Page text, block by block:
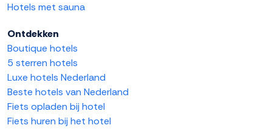
Hotels met sauna
Ontdekken
Boutique hotels
5 sterren hotels
Luxe hotels Nederland
Beste hotels van Nederland
Fiets opladen bij hotel
Fiets huren bij het hotel